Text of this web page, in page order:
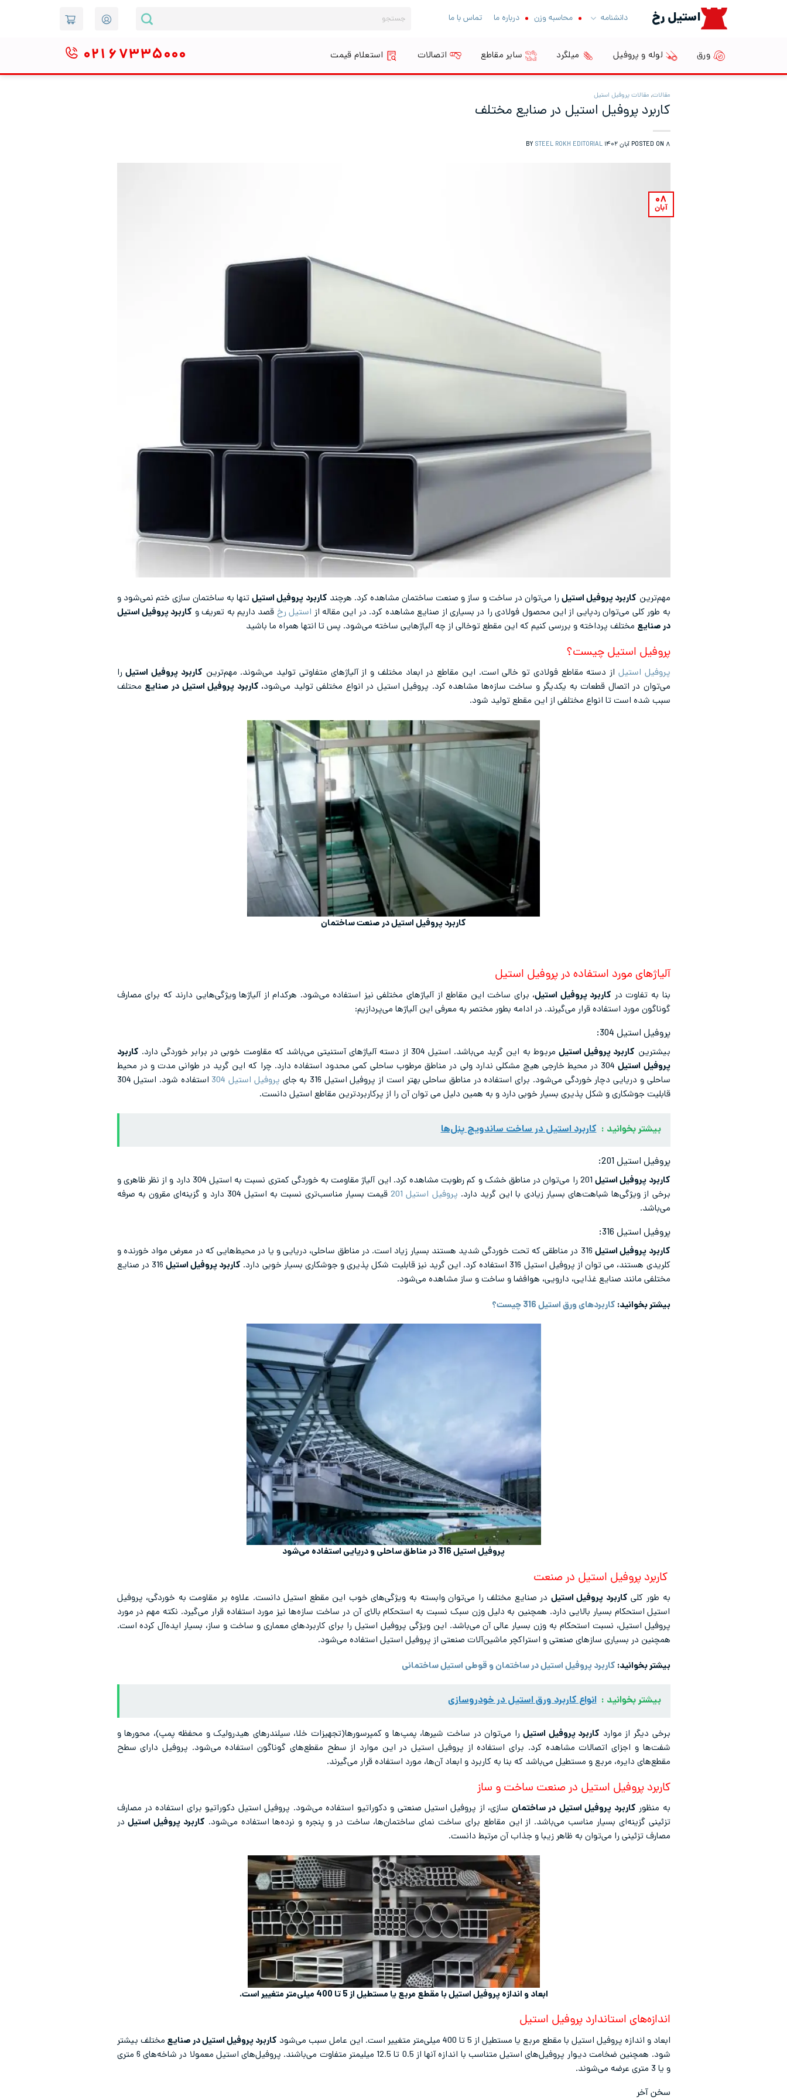
استیل رخ دانشنامه محاسبه وزن درباره ما تماس با ما
برای:
ورق لوله و پروفیل میلگرد سایر مقاطع اتصالات استعلام قیمت ۰۲۱ ۶۷۳۳۵۰۰۰
مقالات, مقالات پروفیل استیل
کاربرد پروفیل استیل در صنایع مختلف
POSTED ON ۸ آبان ۱۴۰۲ BY
STEEL ROKH EDITORIAL
۰۸
آبان
مهم‌ترین کاربرد پروفیل استیلرا می‌توان در ساخت و ساز و صنعت ساختمان مشاهده کرد. هرچند کاربرد پروفیل استیلتنها به ساختمان سازی ختم نمی‌شود و
به طور کلی می‌توان ردپایی از این محصول فولادی را در بسیاری از صنایع مشاهده کرد. در این مقاله از استیل رخ قصد داریم به تعریف و کاربرد پروفیل استیل
در صنایع مختلف پرداخته و بررسی کنیم که این مقطع توخالی از چه آلیاژهایی ساخته می‌شود. پس تا انتها همراه ما باشید
پروفیل استیل چیست؟
پروفیل استیل از دسته مقاطع فولادی تو خالی است. این مقاطع در ابعاد مختلف و از آلیاژهای متفاوتی تولید می‌شوند. مهم‌ترین کاربرد پروفیل استیلرا
می‌توان در اتصال قطعات به یکدیگر و ساخت سازه‌ها مشاهده کرد. پروفیل استیل در انواع مختلفی تولید می‌شود. کاربرد پروفیل استیل در صنایع محتلف
سبب شده است تا انواع مختلفی از این مقطع تولید شود.
کاربرد پروفیل استیل در صنعت ساختمان
آلیاژهای مورد استفاده در پروفیل استیل
بنا به تفاوت در کاربرد پروفیل استیل، برای ساخت این مقاطع از آلیاژهای مختلفی نیز استفاده می‌شود. هرکدام از آلیاژها ویژگی‌هایی دارند که برای مصارف
گوناگون مورد استفاده قرار می‌گیرند. در ادامه بطور مختصر به معرفی این آلیاژها می‌پردازیم:
پروفیل استیل 304:
بیشترین کاربرد پروفیل استیل مربوط به این گرید می‌باشد. استیل 304 از دسته آلیاژهای آستنیتی می‌باشد که مقاومت خوبی در برابر خوردگی دارد.
کاربرد
پروفیل استیل
304 در محیط خارجی هیچ مشکلی ندارد ولی در مناطق مرطوب ساحلی کمی محدود استفاده دارد. چرا که این گرید در طوانی مدت و در محیط
ساحلی و دریایی دچار خوردگی می‌شود. برای استفاده در مناطق ساحلی بهتر است از پروفیل استیل 316 به جای
پروفیل استیل 304
استفاده شود. استیل 304
قابلیت جوشکاری و شکل پذیری بسیار خوبی دارد و به همین دلیل می توان آن را از پرکاربردترین مقاطع استیل دانست.
بیشتر بخوانید : کاربرد استیل در ساخت ساندویچ پنل‌ها
پروفیل استیل 201:
کاربرد پروفیل استیل
201 را می‌توان در مناطق خشک و کم رطوبت مشاهده کرد. این آلیاژ مقاومت به خوردگی کمتری نسبت به استیل 304 دارد و از نظر ظاهری و
برخی از ویژگی‌ها شباهت‌های بسیار زیادی با این گرید دارد. پروفیل استیل 201
قیمت بسیار مناسب‌تری نسبت به استیل 304 دارد و گزینه‌ای مقرون به صرفه
می‌باشد.
پروفیل استیل 316:
کاربرد پروفیل استیل
316 در مناطقی که تحت خوردگی شدید هستند بسیار زیاد است. در مناطق ساحلی، دریایی و یا در محیط‌هایی که در معرض مواد خورنده و
کلریدی هستند، می توان از پروفیل استیل 316 استفاده کرد. این گرید نیز قابلیت شکل پذیری و جوشکاری بسیار خوبی دارد.
کاربرد پروفیل استیل
316 در صنایع
مختلفی مانند صنایع غذایی، دارویی، هوافضا و ساخت و ساز مشاهده می‌شود.
بیشتر بخوانید: کاربردهای ورق استیل 316 چیست؟
پروفیل استیل 316 در مناطق ساحلی و دریایی استفاده می‌شود
کاربرد پروفیل استیل در صنعت
به طور کلی کاربرد پروفیل استیل در صنایع مختلف را می‌توان وابسته به ویژگی‌های خوب این مقطع استیل دانست. علاوه بر مقاومت به خوردگی، پروفیل
استیل استحکام بسیار بالایی دارد. همچنین به دلیل وزن سبک نسبت به استحکام بالای آن در ساخت سازه‌ها نیز مورد استفاده قرار می‌گیرد. نکته مهم در مورد
پروفیل استیل، نسبت استحکام به وزن بسیار عالی آن می‌باشد. این ویژگی پروفیل استیل را برای کاربردهای معماری و ساخت و ساز، بسیار ایده‌آل کرده است.
همچنین در بسیاری سازهای صنعتی و استراکچر ماشین‌آلات صنعتی از پروفیل استیل استفاده می‌شود.
بیشتر بخوانید: کاربرد پروفیل استیل در ساختمان و قوطی استیل ساختمانی
بیشتر بخوانید : انواع کاربرد ورق استیل در خودروسازی
برخی دیگر از موارد کاربرد پروفیل استیلرا می‌توان در ساخت شیر‌ها، پمپ‌ها و کمپرسور‌ها(تجهیزات خلا، سیلندرهای هیدرولیک و محفظه پمپ)، محور‌ها و
شفت‌ها و اجزای اتصالات مشاهده کرد. برای استفاده از پروفیل استیل در این موارد از سطح مقطع‌های گوناگون استفاده می‌شود. پروفیل دارای سطح
مقطع‌های دایره، مربع و مستطیل می‌باشد که بنا به کاربرد و ابعاد آن‌ها، مورد استفاده قرار می‌گیرند.
کاربرد پروفیل استیل در صنعت ساخت و ساز
به منظور کاربرد پروفیل استیل در ساختمان سازی، از پروفیل استیل صنعتی و دکوراتیو استفاده می‌شود. پروفیل استیل دکوراتیو برای استفاده در مصارف
تزئینی گزینه‌ای بسیار مناسب می‌باشد. از این مقاطع برای ساخت نمای ساختمان‌ها، ساخت در و پنجره و نرده‌ها استفاده می‌شود. کاربرد پروفیل استیلدر
مصارف تزئینی را می‌توان به ظاهر زیبا و جذاب آن مرتبط دانست.
ابعاد و اندازه پروفیل استیل با مقطع مربع یا مستطیل از 5 تا 400 میلی‌متر متغییر است.
اندازه‌های استاندارد پروفیل استیل
ابعاد و اندازه پروفیل استیل با مقطع مربع یا مستطیل از 5 تا 400 میلی‌متر متغییر است. این عامل سبب می‌شود کاربرد پروفیل استیل در صنایع مختلف بیشتر
شود. همچنین ضخامت دیوار پروفیل‌های استیل متناسب با اندازه آنها از 0.5 تا 12.5 میلیمتر متفاوت می‌باشند. پروفیل‌های استیل معمولا در شاخه‌های 6 متری
و یا 3 متری عرضه می‌شوند.
سخن آخر